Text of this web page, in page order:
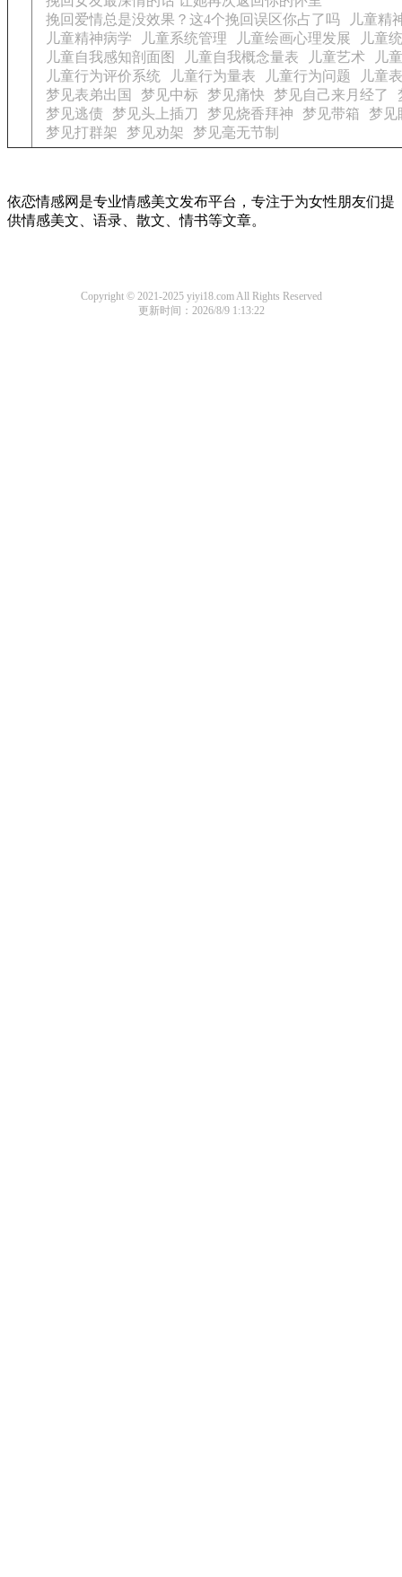
挽回爱情总是没效果？这4个挽回误区你占了吗
儿童精
儿童精神病学
儿童系统管理 儿童绘画心理发展
儿童
儿童自我感知剖面图
儿童自我概念量表 儿童艺术
儿
儿童行为评价系统
儿童行为量表 儿童行为问题
儿童
梦见表弟出国
梦见中标 梦见痛快 梦见自己来月经了
梦见逃债
梦见头上插刀 梦见烧香拜神 梦见带箱
梦见
梦见打群架
梦见劝架 梦见毫无节制
依恋情感网是专业情感美文发布平台，专注于为女性朋友们提
供情感美文、语录、散文、情书等文章。
Copyright © 2021-2025 yiyi18.com All Rights Reserved
更新时间：2026/8/9 1:13:22